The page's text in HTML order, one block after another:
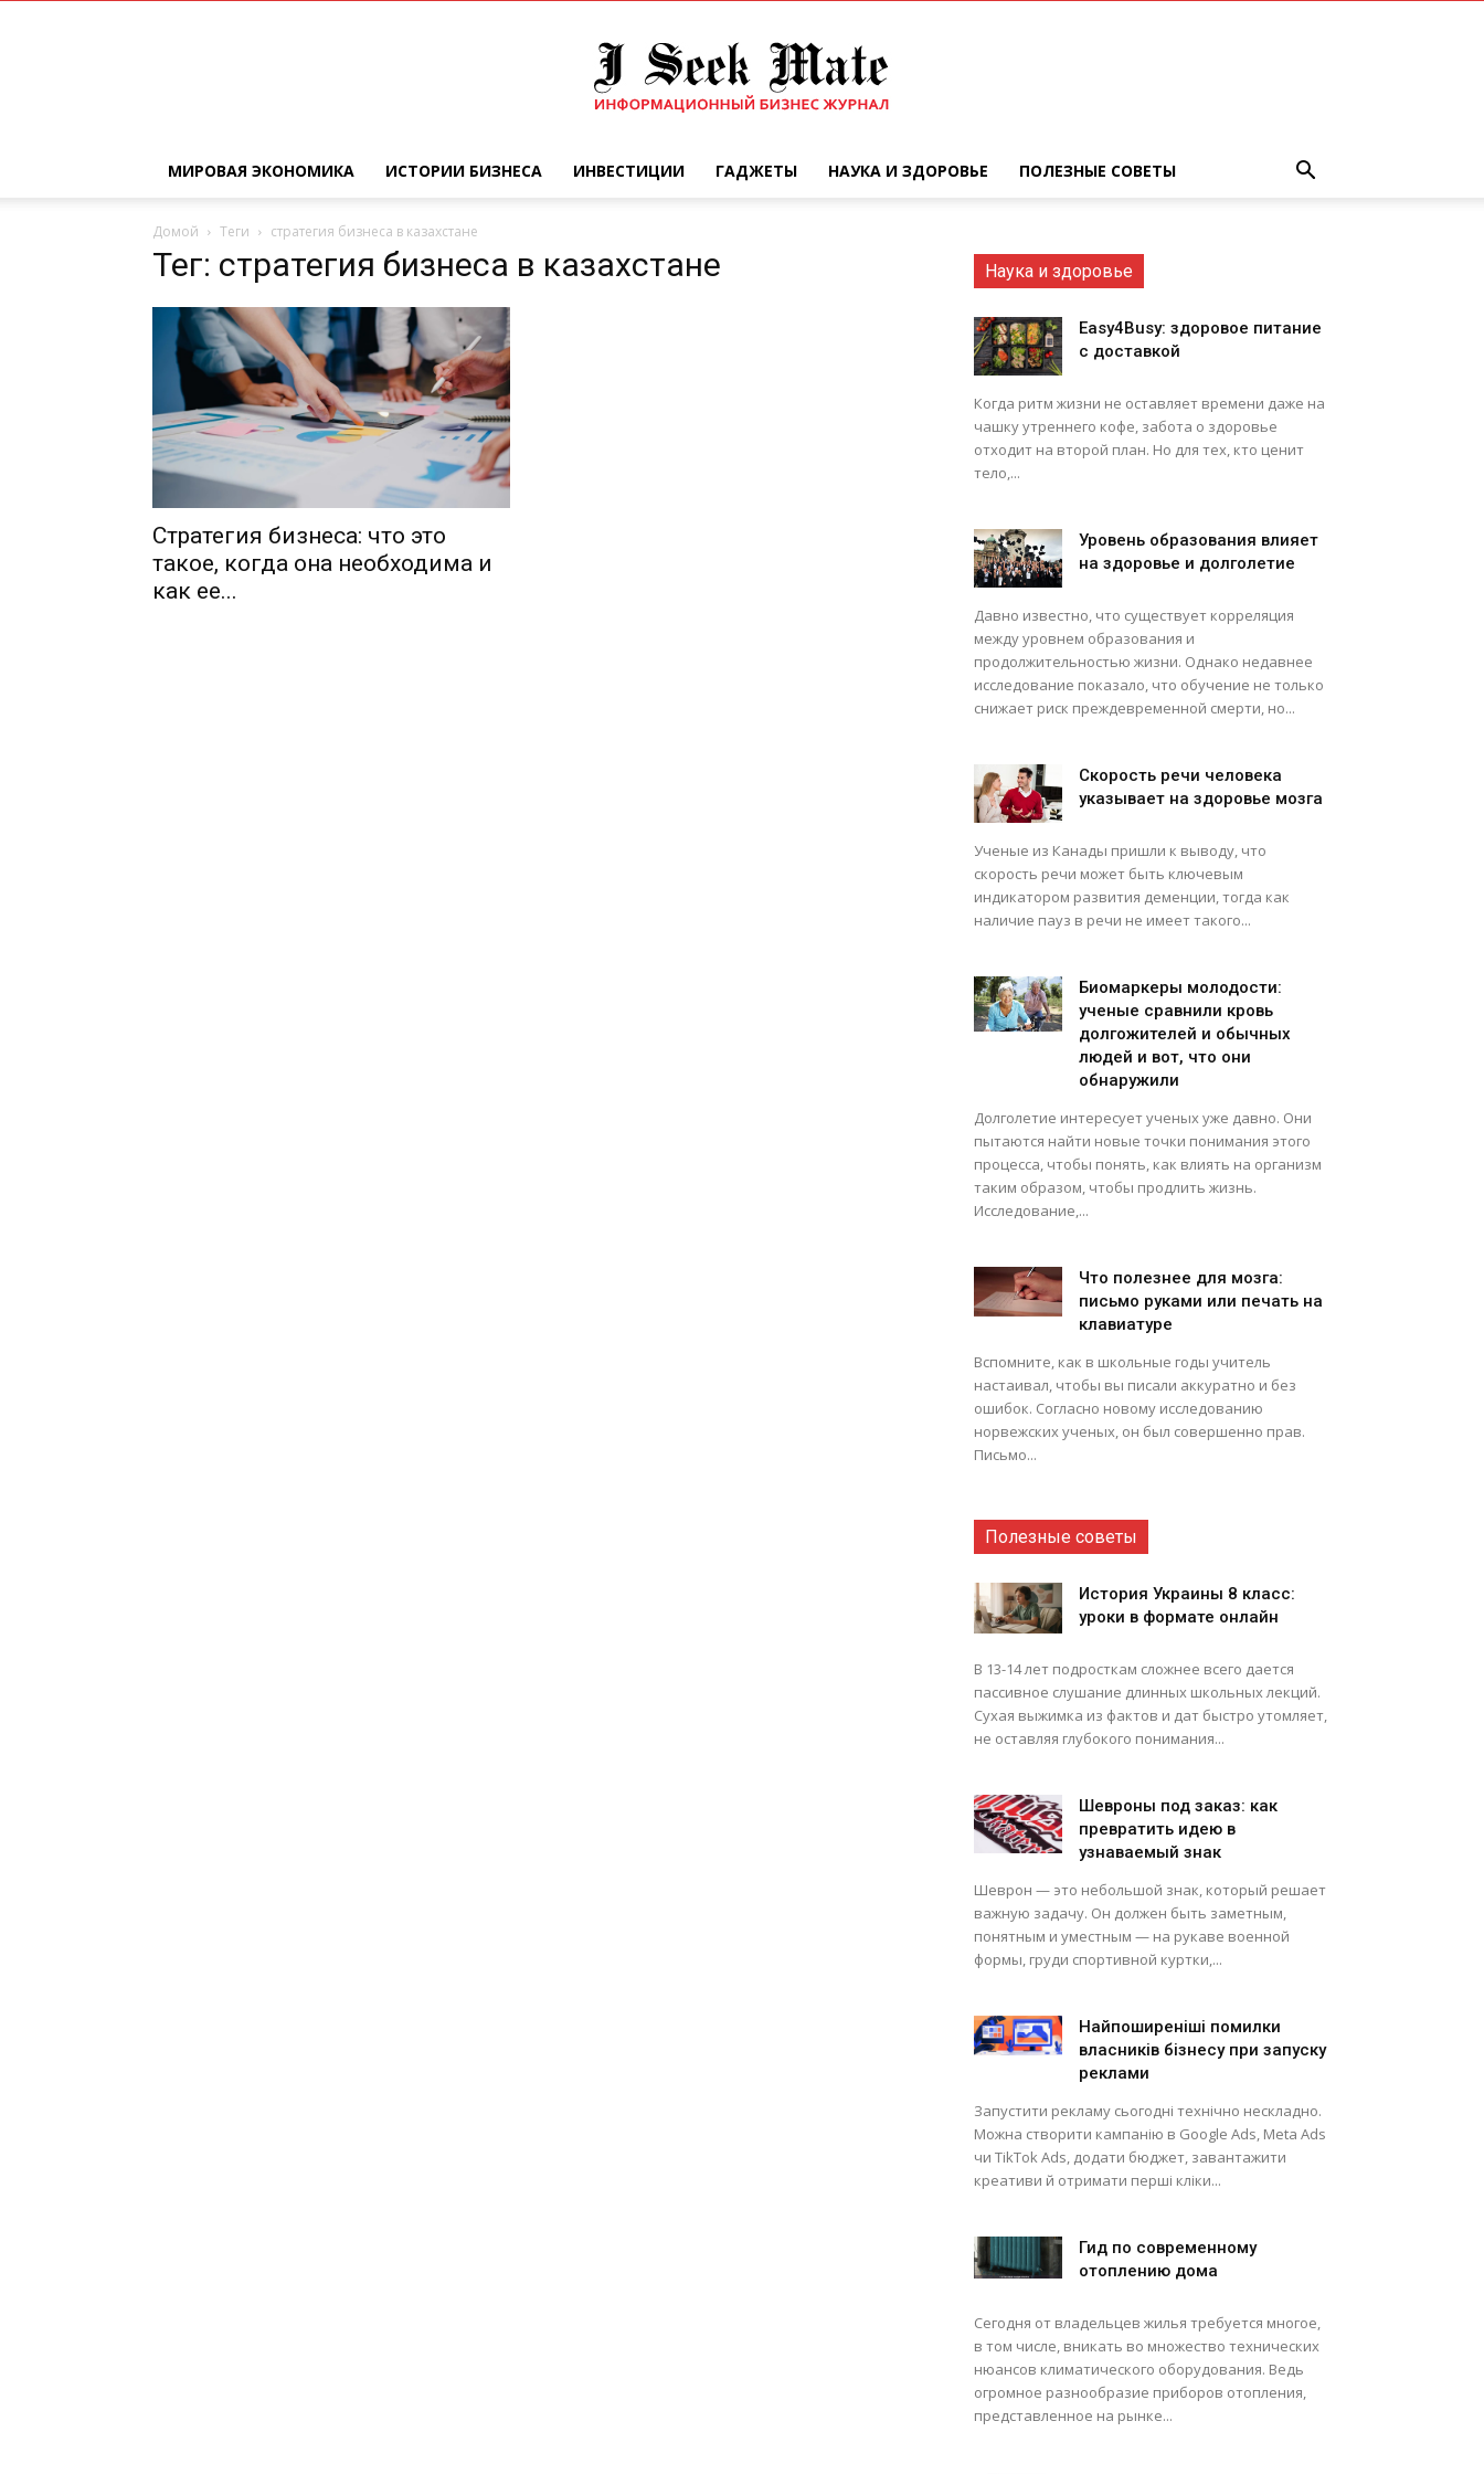
МИРОВАЯ ЭКОНОМИКА ИСТОРИИ БИЗНЕСА ИНВЕСТИЦИИ ГАДЖЕТЫ НАУКА И ЗДОРОВЬЕ ПОЛЕЗНЫЕ СОВЕТЫ
Домой Теги стратегия бизнеса в казахстане
Тег: стратегия бизнеса в казахстане
Стратегия бизнеса: что это
такое, когда она необходима и
как ее...
Наука и здоровье
Easy4Busy: здоровое питание
с доставкой
Когда ритм жизни не оставляет времени даже на
чашку утреннего кофе, забота о здоровье
отходит на второй план. Но для тех, кто ценит
тело,...
Уровень образования влияет
на здоровье и долголетие
Давно известно, что существует корреляция
между уровнем образования и
продолжительностью жизни. Однако недавнее
исследование показало, что обучение не только
снижает риск преждевременной смерти, но...
Скорость речи человека
указывает на здоровье мозга
Ученые из Канады пришли к выводу, что
скорость речи может быть ключевым
индикатором развития деменции, тогда как
наличие пауз в речи не имеет такого...
Биомаркеры молодости:
ученые сравнили кровь
долгожителей и обычных
людей и вот, что они
обнаружили
Долголетие интересует ученых уже давно. Они
пытаются найти новые точки понимания этого
процесса, чтобы понять, как влиять на организм
таким образом, чтобы продлить жизнь.
Исследование,...
Что полезнее для мозга:
письмо руками или печать на
клавиатуре
Вспомните, как в школьные годы учитель
настаивал, чтобы вы писали аккуратно и без
ошибок. Согласно новому исследованию
норвежских ученых, он был совершенно прав.
Письмо...
Полезные советы
История Украины 8 класс:
уроки в формате онлайн
В 13-14 лет подросткам сложнее всего дается
пассивное слушание длинных школьных лекций.
Сухая выжимка из фактов и дат быстро утомляет,
не оставляя глубокого понимания...
Шевроны под заказ: как
превратить идею в
узнаваемый знак
Шеврон — это небольшой знак, который решает
важную задачу. Он должен быть заметным,
понятным и уместным — на рукаве военной
формы, груди спортивной куртки,...
Найпоширеніші помилки
власників бізнесу при запуску
реклами
Запустити рекламу сьогодні технічно нескладно.
Можна створити кампанію в Google Ads, Meta Ads
чи TikTok Ads, додати бюджет, завантажити
креативи й отримати перші кліки...
Гид по современному
отоплению дома
Сегодня от владельцев жилья требуется многое,
в том числе, вникать во множество технических
нюансов климатического оборудования. Ведь
огромное разнообразие приборов отопления,
представленное на рынке...